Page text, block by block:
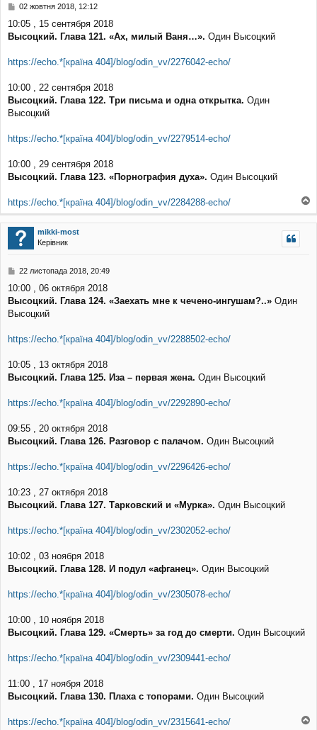
П
в
і
о
м
е
н
н
02 жовтня 2018, 12:12
10:05 , 15 сентября 2018
Высоцкий. Глава 121. «Ах, милый Ваня…». Один Высоцкий
https://echo.*[країна 404]/blog/odin_vv/2276042-echo/
10:00 , 22 сентября 2018
Высоцкий. Глава 122. Три письма и одна открытка. Один
Высоцкий
https://echo.*[країна 404]/blog/odin_vv/2279514-echo/
10:00 , 29 сентября 2018
Высоцкий. Глава 123. «Порнография духа». Один Высоцкий
https://echo.*[країна 404]/blog/odin_vv/2284288-echo/
о
г
mikki-most
Керівник
П
в
і
д
л
н
н
22 листопада 2018, 20:49
10:00 , 06 октября 2018
Высоцкий. Глава 124. «Заехать мне к чечено-ингушам?..» Один
Высоцкий
https://echo.*[країна 404]/blog/odin_vv/2288502-echo/
10:05 , 13 октября 2018
Высоцкий. Глава 125. Иза – первая жена. Один Высоцкий
https://echo.*[країна 404]/blog/odin_vv/2292890-echo/
09:55 , 20 октября 2018
Высоцкий. Глава 126. Разговор с палачом. Один Высоцкий
https://echo.*[країна 404]/blog/odin_vv/2296426-echo/
10:23 , 27 октября 2018
Высоцкий. Глава 127. Тарковский и «Мурка». Один Высоцкий
https://echo.*[країна 404]/blog/odin_vv/2302052-echo/
10:02 , 03 ноября 2018
Высоцкий. Глава 128. И подул «афганец». Один Высоцкий
https://echo.*[країна 404]/blog/odin_vv/2305078-echo/
10:00 , 10 ноября 2018
Высоцкий. Глава 129. «Смерть» за год до смерти. Один Высоцкий
https://echo.*[країна 404]/blog/odin_vv/2309441-echo/
11:00 , 17 ноября 2018
Высоцкий. Глава 130. Плаха с топорами. Один Высоцкий
https://echo.*[країна 404]/blog/odin_vv/2315641-echo/